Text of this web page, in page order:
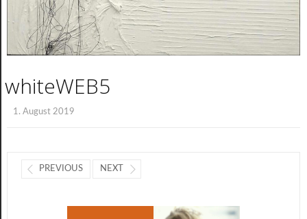
whiteWEB5
1. August 2019
PREVIOUS NEXT